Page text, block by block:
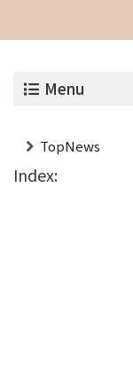
Menu
TopNews
Index: